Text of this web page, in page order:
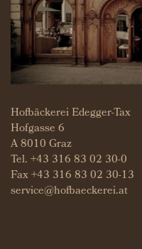
Hofbäckerei Edegger-Tax
Hofgasse 6
A 8010 Graz
Tel.+43 316 83 02 30-0
Fax +43 316 83 02 30-13
service@hofbaeckerei.at